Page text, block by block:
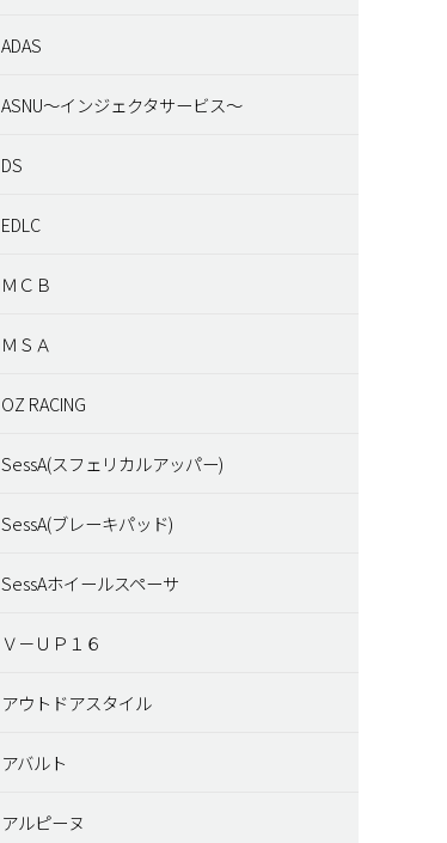
ADAS
ASNU～インジェクタサービス～
DS
EDLC
ＭＣＢ
ＭＳＡ
OZ RACING
SessA(スフェリカルアッパー)
SessA(ブレーキパッド)
SessAホイールスペーサ
Ｖ－ＵＰ１６
アウトドアスタイル
アバルト
アルピーヌ